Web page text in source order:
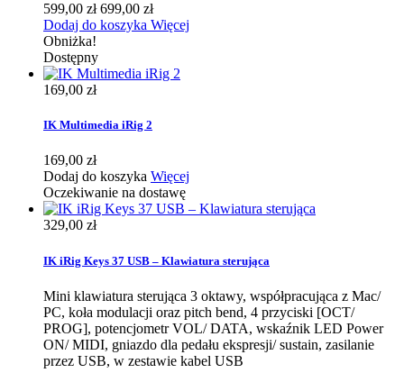
599,00 zł699,00 zł
Dodaj do koszyka Więcej
Obniżka!
Dostępny
169,00 zł
IK Multimedia iRig 2
169,00 zł
Dodaj do koszyka Więcej
Oczekiwanie na dostawę
329,00 zł
IK iRig Keys 37 USB – Klawiatura sterująca
Mini klawiatura sterująca 3 oktawy, współpracująca z Mac/
PC, koła modulacji oraz pitch bend, 4 przyciski [OCT/
PROG], potencjometr VOL/ DATA, wskaźnik LED Power
ON/ MIDI, gniazdo dla pedału ekspresji/ sustain, zasilanie
przez USB, w zestawie kabel USB